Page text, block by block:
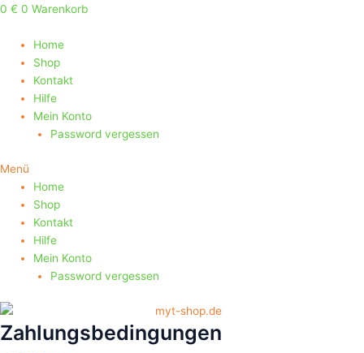
Zum
springen
0 € 0 Warenkorb
Home
Shop
Kontakt
Hilfe
Mein Konto
Password vergessen
Menü
Home
Shop
Kontakt
Hilfe
Mein Konto
Password vergessen
Zahlungsbedingungen